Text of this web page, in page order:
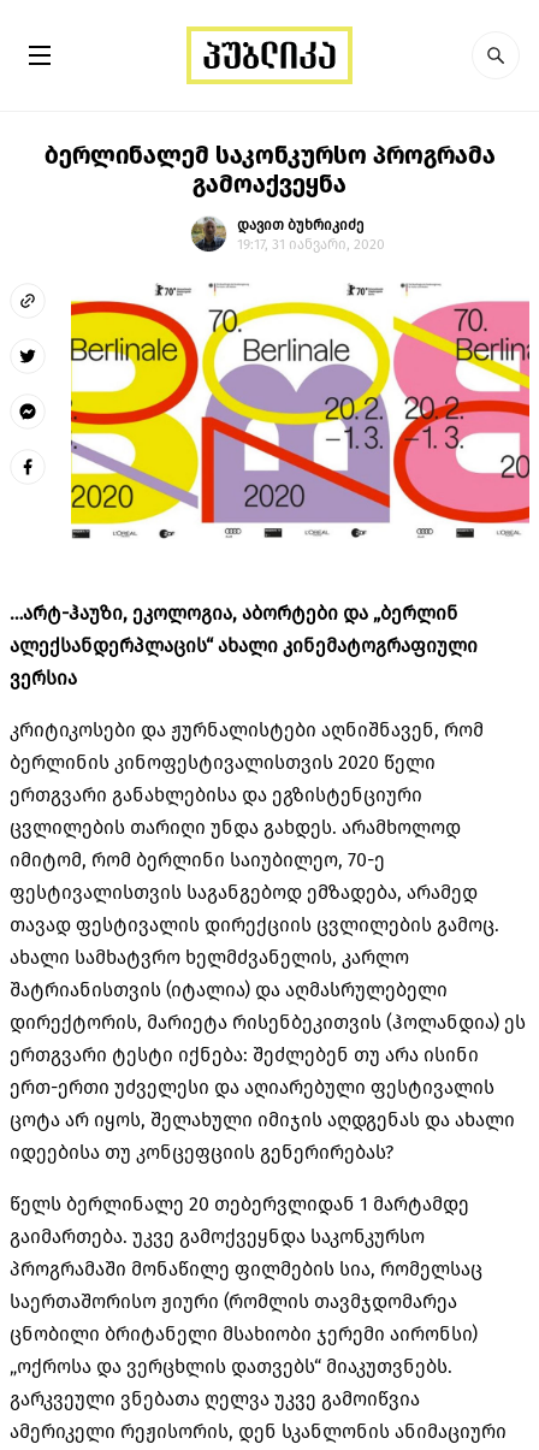
ბერლინალემ საკონკურსო პროგრამა
გამოაქვეყნა
დავით ბუხრიკიძე
19:17, 31 იანვარი, 2020
…არტ-ჰაუზი, ეკოლოგია, აბორტები და „ბერლინ
ალექსანდერპლაცის“ ახალი კინემატოგრაფიული
ვერსია
კრიტიკოსები და ჟურნალისტები აღნიშნავენ, რომ
ბერლინის კინოფესტივალისთვის 2020 წელი
ერთგვარი განახლებისა და ეგზისტენციური
ცვლილების თარიღი უნდა გახდეს. არამხოლოდ
იმიტომ, რომ ბერლინი საიუბილეო, 70-ე
ფესტივალისთვის საგანგებოდ ემზადება, არამედ
თავად ფესტივალის დირექციის ცვლილების გამოც.
ახალი სამხატვრო ხელმძვანელის, კარლო
შატრიანისთვის (იტალია) და აღმასრულებელი
დირექტორის, მარიეტა რისენბეკითვის (ჰოლანდია) ეს
ერთგვარი ტესტი იქნება: შეძლებენ თუ არა ისინი
ერთ-ერთი უძველესი და აღიარებული ფესტივალის
ცოტა არ იყოს, შელახული იმიჯის აღდგენას და ახალი
იდეებისა თუ კონცეფციის გენერირებას?
წელს ბერლინალე 20 თებერვლიდან 1 მარტამდე
გაიმართება. უკვე გამოქვეყნდა საკონკურსო
პროგრამაში მონაწილე ფილმების სია, რომელსაც
საერთაშორისო ჟიური (რომლის თავმჯდომარეა
ცნობილი ბრიტანელი მსახიობი ჯერემი აირონსი)
„ოქროსა და ვერცხლის დათვებს“ მიაკუთვნებს.
გარკვეული ვნებათა ღელვა უკვე გამოიწვია
ამერიკელი რეჟისორის, დენ სკანლონის ანიმაციური